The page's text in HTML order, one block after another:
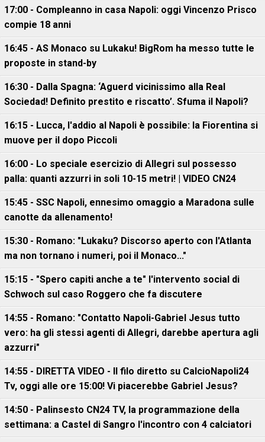
17:00 - Compleanno in casa Napoli: oggi Vincenzo Prisco
compie 18 anni
16:45 - AS Monaco su Lukaku! BigRom ha messo tutte le
proposte in stand-by
16:30 - Dalla Spagna: ‘Aguerd vicinissimo alla Real
Sociedad! Definito prestito e riscatto’. Sfuma il Napoli?
16:15 - Lucca, l'addio al Napoli è possibile: la Fiorentina si
muove per il dopo Piccoli
16:00 - Lo speciale esercizio di Allegri sul possesso
palla: quanti azzurri in soli 10-15 metri! | VIDEO CN24
15:45 - SSC Napoli, ennesimo omaggio a Maradona sulle
canotte da allenamento!
15:30 - Romano: "Lukaku? Discorso aperto con l'Atlanta
ma non tornano i numeri, poi il Monaco..."
15:15 - "Spero capiti anche a te" l'intervento social di
Schwoch sul caso Roggero che fa discutere
14:55 - Romano: "Contatto Napoli-Gabriel Jesus tutto
vero: ha gli stessi agenti di Allegri, darebbe apertura agli
azzurri"
14:55 - DIRETTA VIDEO - Il filo diretto su CalcioNapoli24
Tv, oggi alle ore 15:00! Vi piacerebbe Gabriel Jesus?
14:50 - Palinsesto CN24 TV, la programmazione della
settimana: a Castel di Sangro l'incontro con 4 calciatori